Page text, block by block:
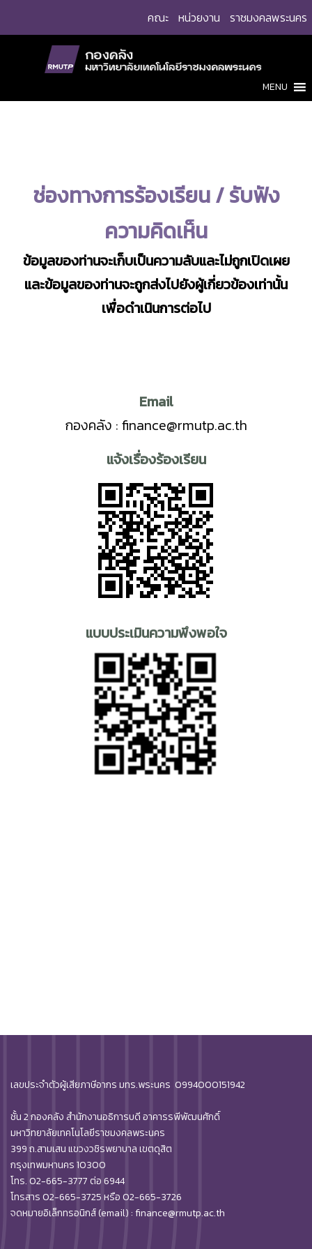
คณะ หน่วยงาน ราชมงคลพระนคร
MENU
ช่องทางการร้องเรียน / รับฟัง
ความคิดเห็น
ข้อมูลของท่านจะเก็บเป็นความลับและไม่ถูกเปิดเผย
และข้อมูลของท่านจะถูกส่งไปยังผู้เกี่ยวข้องเท่านั้น
เพื่อดำเนินการต่อไป
Email
กองคลัง : finance@rmutp.ac.th
แจ้งเรื่องร้องเรียน
แบบประเมินความพึงพอใจ
เลขประจำตัวผู้เสียภาษีอากร มทร.พระนคร 0994000151942
ชั้น 2 กองคลัง สำนักงานอธิการบดี อาคารรพีพัฒนศักดิ์
มหาวิทยาลัยเทคโนโลยีราชมงคลพระนคร
399 ถ.สามเสน แขวงวชิรพยาบาล เขตดุสิต
กรุงเทพมหานคร 10300
โทร. 02-665-3777 ต่อ 6944
โทรสาร 02-665-3725 หรือ 02-665-3726
จดหมายอิเล็กทรอนิกส์ (email) : finance@rmutp.ac.th